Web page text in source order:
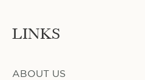
LINKS
ABOUT US